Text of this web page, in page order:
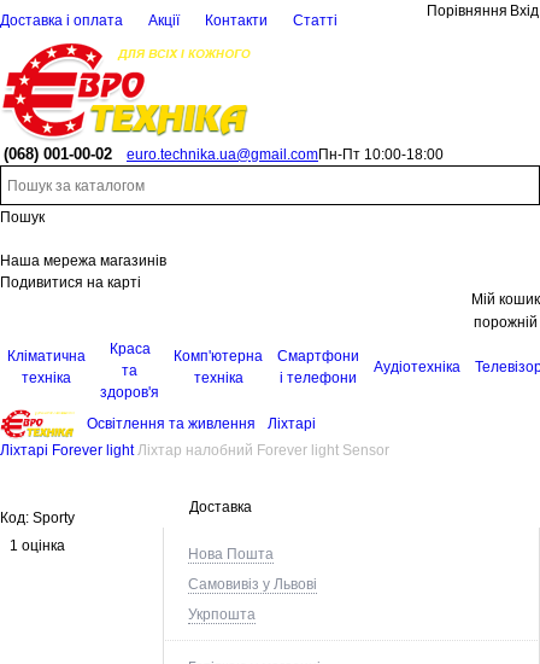
Доставка і оплата Акції Контакти Статті
Порівняння Вхід
(068) 001-00-02 euro.technika.ua@gmail.comПн-Пт 10:00-18:00
Пошук
Наша мережа магазинів
Подивитися на карті
Мій кошик
порожній
Кліматична
техніка
Краса
та
здоров'я
Комп'ютерна
техніка
Смартфони
і телефони
Аудіотехніка
Освітлення та живлення
Ліхтарі
Ліхтарі Forever light Ліхтар налобний Forever light Sensor
Доставка
Нова Пошта
Самовивіз у Львові
Укрпошта
Код: Sporty
1 оцінка